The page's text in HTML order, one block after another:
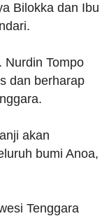
Bilokka dan Ibu
Nurdin Tompo
dan berharap
akan
bumi Anoa,
Tenggara